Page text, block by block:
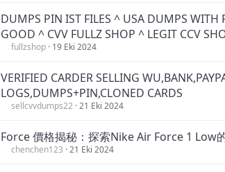
DUMPS PIN IST FILES ^ USA DUMPS WITH
GOOD ^ CVV FULLZ SHOP ^ LEGIT CCV
fullzshop 19 Eki 2024
VERIFIED CARDER SELLING
LOGS,DUMPS+PIN,CLONED CARDS
sellcvvdumps22 21 Eki 2024
Force 價格揭秘：探索Nike Air Force 1 Low
chenchen123 21 Eki 2024